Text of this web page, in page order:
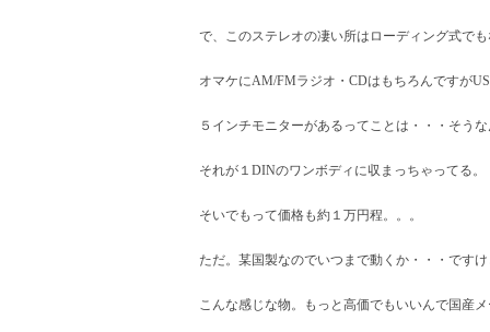
で、このステレオの凄い所はローディング式で
オマケにAM/FMラジオ・CDはもちろんですが
５インチモニターがあるってことは・・・そう
それが１DINのワンボディに収まっちゃってる。
そいでもって価格も約１万円程。。。
ただ。某国製なのでいつまで動くか・・・です
こんな感じな物。もっと高価でもいいんで国産